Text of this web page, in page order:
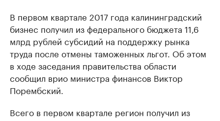
В первом квартале 2017 года калининградский
бизнес получил из федерального бюджета 11,6
млрд рублей субсидий на поддержку рынка
труда после отмены таможенных льгот. Об этом
в ходе заседания правительства области
сообщил врио министра финансов Виктор
Порембский.
Всего в первом квартале регион получил из